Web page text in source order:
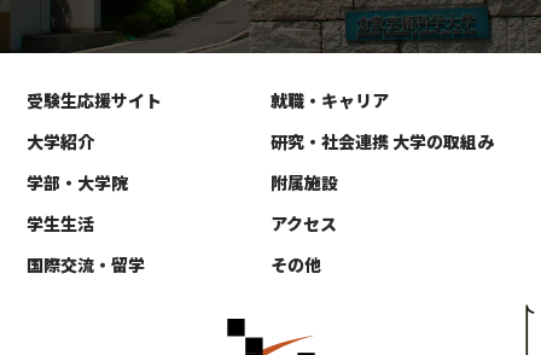
受験生応援サイト
大学紹介
学部・大学院
学生生活
国際交流・留学
就職・キャリア
研究・社会連携 大学の取組み
附属施設
アクセス
その他